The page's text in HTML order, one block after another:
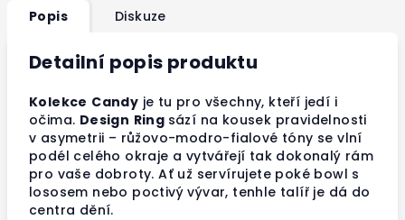
Popis Diskuze
Detailní popis produktu
Kolekce Candy je tu pro všechny, kteří jedí i
očima. Design Ring sází na kousek pravidelnosti
v asymetrii – růžovo-modro-fialové tóny se vlní
podél celého okraje a vytvářejí tak dokonalý rám
pro vaše dobroty. Ať už servírujete poké bowl s
lososem nebo poctivý vývar, tenhle talíř je dá do
centra dění.